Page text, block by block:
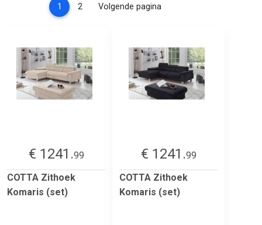
1 (current)
2 Volgende pagina
€ 1241.99
COTTA Zithoek
Komaris (set)
€ 1241.99
COTTA Zithoek
Komaris (set)